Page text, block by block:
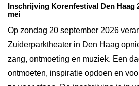
Inschrijving Korenfestival Den Haag
mei
Op zondag 20 september 2026
Zuiderparktheater in Den Haag
zang, ontmoeting en muziek. Een
ontmoeten, inspiratie opdoen en